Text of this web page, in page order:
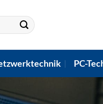
PC-